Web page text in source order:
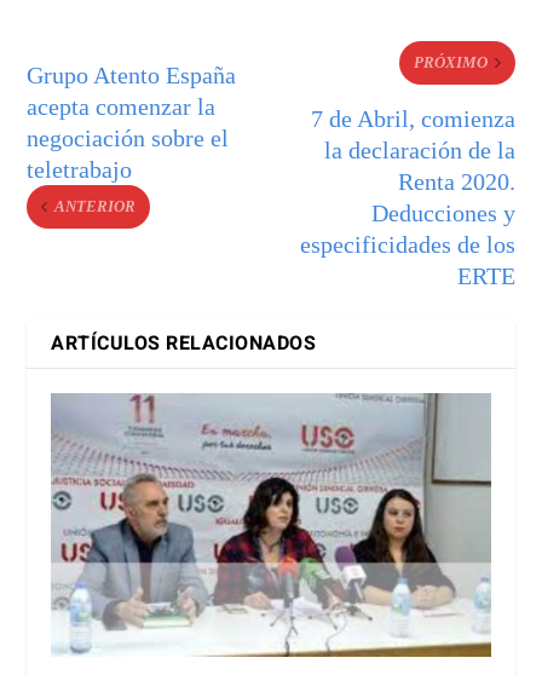
Grupo Atento España
acepta comenzar la
negociación sobre el
teletrabajo
ANTERIOR
PRÓXIMO
7 de Abril, comienza
la declaración de la
Renta 2020.
Deducciones y
especificidades de los
ERTE
ARTÍCULOS RELACIONADOS